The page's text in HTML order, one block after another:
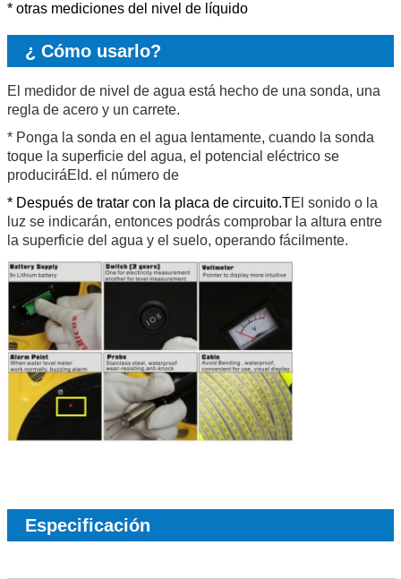
* otras mediciones del nivel de líquido
¿ Cómo usarlo?
El medidor de nivel de agua está hecho de una sonda, una
regla de acero y un carrete.
* Ponga la sonda en el agua lentamente, cuando la sonda
toque la superficie del agua, el potencial eléctrico se
produciráEl d. el número de
* Después de tratar con la placa de circuito.TEl sonido o la
luz se indicarán, entonces podrás comprobar la altura entre
la superficie del agua y el suelo, operando fácilmente.
Especificación